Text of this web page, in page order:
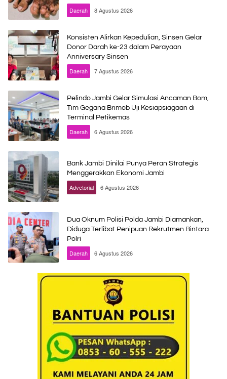
Daerah 8 Agustus 2026
Konsisten Alirkan Kepedulian, Sinsen Gelar
Donor Darah ke-23 dalam Perayaan
Anniversary Sinsen
Daerah 7 Agustus 2026
Pelindo Jambi Gelar Simulasi Ancaman Bom,
Tim Gegana Brimob Uji Kesiapsiagaan di
Terminal Petikemas
Daerah 6 Agustus 2026
Bank Jambi Dinilai Punya Peran Strategis
Menggerakkan Ekonomi Jambi
Advetorial 6 Agustus 2026
Dua Oknum Polisi Polda Jambi Diamankan,
Diduga Terlibat Penipuan Rekrutmen Bintara
Polri
Daerah 6 Agustus 2026